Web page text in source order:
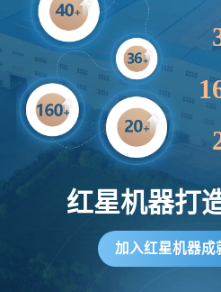
红星机器打
加入红星机器成